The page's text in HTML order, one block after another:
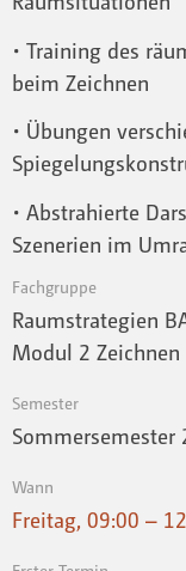
• Training des
beim Zeichnen
• Übungen
• Abstrahierte
Szenerien im
Fachgruppe
Raumstrategien
Modul 2
Semester
Sommersemester
Wann
Freitag, 09:00 –